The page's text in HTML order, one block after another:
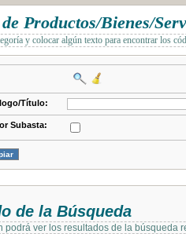
Productos/Bienes/
y colocar algún texto para encontrar los
Título:
Subasta:
de la Búsqueda
podrá ver los resultados de la búsqueda